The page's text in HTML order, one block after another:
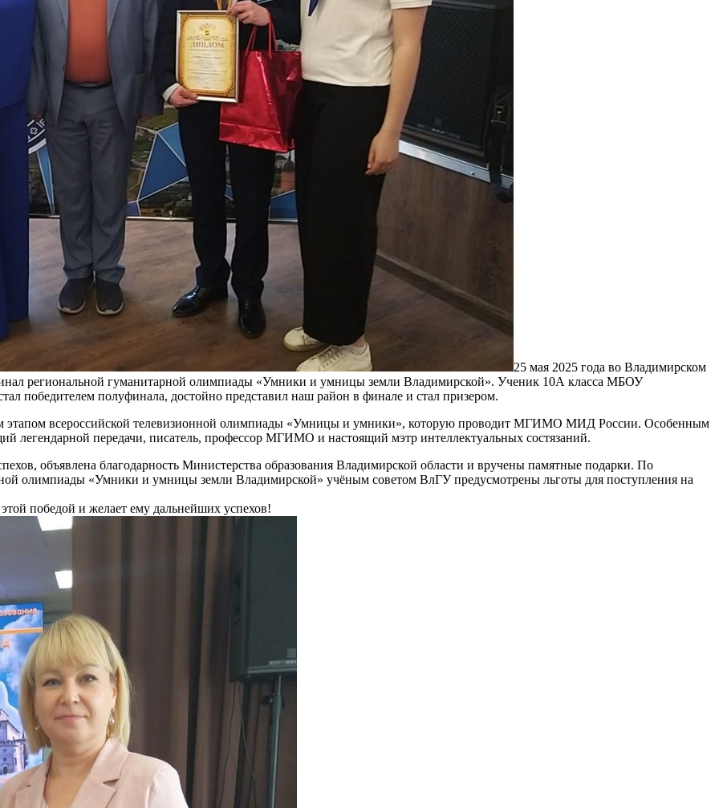
25 мая 2025 года во Владимирском
региональной гуманитарной олимпиады «Умники и умницы земли Владимирской». Ученик 10А класса МБОУ
победителем полуфинала, достойно представил наш район в финале и стал призером.
этапом всероссийской телевизионной олимпиады «Умницы и умники», которую проводит МГИМО МИД России. Особенным
легендарной передачи, писатель, профессор МГИМО и настоящий мэтр интеллектуальных состязаний.
объявлена благодарность Министерства образования Владимирской области и вручены памятные подарки. По
олимпиады «Умники и умницы земли Владимирской» учёным советом ВлГУ предусмотрены льготы для поступления на
победой и желает ему дальнейших успехов!